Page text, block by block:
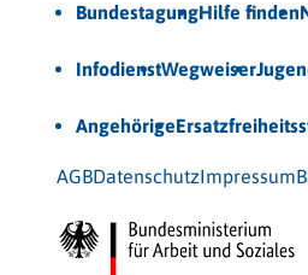
BundestagungHilfe finden
InfodienstWegweiser
Angehörige
AGBDatenschutzImpressum